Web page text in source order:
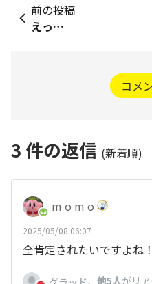
前の投稿
えっ…
コメ
3 件の返信 (新着順)
m o m o
2025/05/08 06:07
全肯定されたいですよね
、 他5人がリ